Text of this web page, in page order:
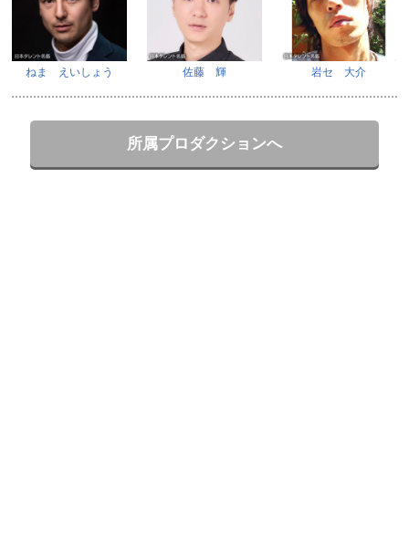
ねま えいしょう 佐藤 輝 岩セ 大介
所属プロダクションへ